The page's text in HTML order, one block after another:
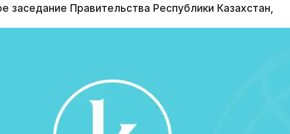
заседание Правительства Республики Казахстан,